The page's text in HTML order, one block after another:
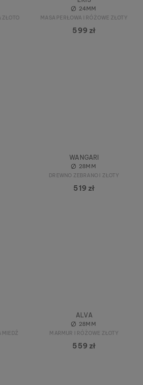
ZŁOTO
24MM
MASA PERŁOWA I RÓŻOWE ZŁOTY
599 zł
WANGARI
28MM
DREWNO ZEBRANO I ZŁOTY
519 zł
MIEDŹ
ALVA
28MM
MARMUR I RÓŻOWE ZŁOTY
559 zł